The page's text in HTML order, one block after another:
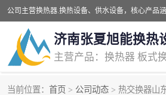
济南张夏旭能换热
当前位置： 首页 > 公司动态 > 热交换器山